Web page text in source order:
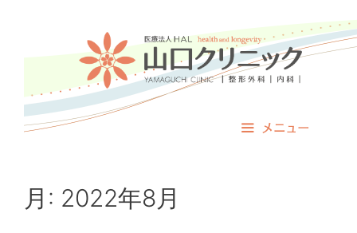
メニュー
月: 2022年8月